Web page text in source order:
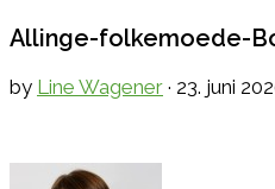
Allinge-folkemoede-
by Line Wagener · 23. juni